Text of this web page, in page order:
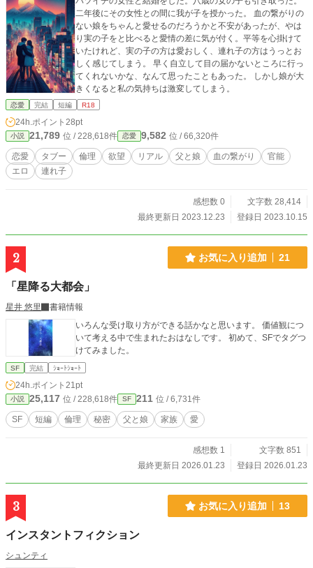
二年後にその女性との間に我が子を授かった。 血の繋がりの
ない娘をちゃんと愛せるのだろうかと不安があったが、やは
り実の子をと比べると愛情の差に気が付く。平等を心掛けて
いたけれど、実の子の方は愛おしく、連れ子の方はうっとお
しく感じてしまう。 早く自立して目の届かないところに行っ
てくれないかな、なんて思ったこともあった。 しかし娘が大
きくなると私の気持ちは激変してしまう。
恋愛 完結 短編 R18
24h.ポイント 28pt
小説 21,789 位 / 228,618件 恋愛 9,582 位 / 66,320件
恋愛 タブー 倫理 欲望 リアル 父と娘 血の繋がり
官能
エロ
連れ子
感想数 0
文字数 28,414
最終更新日 2023.12.23
登録日 2023.10.15
2 お気に入り追加 21
「星降る大都会」
星井 悠里
書籍情報
いろんな受け取り方ができる話かなと思います。 価値観につ
いて考える中で生まれたおはなしです。 初めて、SFでタグつ
けてみました。
SF 完結 ｼｮｰﾄｼｮｰﾄ
24h.ポイント 21pt
小説 25,117 位 / 228,618件 SF 211 位 / 6,731件
SF 短編 倫理 秘密 父と娘 家族 愛
感想数 1
文字数 851
最終更新日 2026.01.23
登録日 2026.01.23
3 お気に入り追加 13
インスタントフィクション
シュンティ